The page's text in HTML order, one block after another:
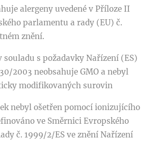
alergeny uvedené v Příloze II
parlamentu a rady (EU) č.
znění.
souladu s požadavky Nařízení (ES)
2003 neobsahuje GMO a nebyl
modifikovaných surovin
nebyl ošetřen pomocí ionizujícího
ve Směrnici Evropského
č. 1999/2/ES ve znění Nařízení